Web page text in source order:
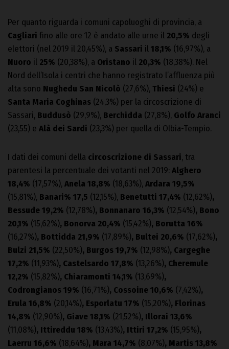
Per quanto riguarda i comuni capoluoghi di provincia, a
Cagliari fino alle ore 12 è andato alle urne il 20,5% degli
elettori (nel 2019 il 20,45%), a Sassari il18,1% (16,97%), a
Nuoro il 25% (20,38%), a Oristano il 20,3% (18,38%). Nel
Nord dell’Isola i centri che hanno registrato l’affluenza più
alta sono Nughedu San Nicolò (27,6%), Thiesi (24%) e
Santa Maria Coghinas (24,3%) per la circoscrizione di
Sassari, Buddusò (29,9%), Berchidda (27,8%), Golfo Aranci
(23,55) e Alà dei Sardi (23,3%) per quella di Olbia-Tempio.
I dati dei comuni della circoscrizione di Sassari, tra
parentesi la percentuale dei votanti nel 2019: Alghero
18,4% (17,57%), Anela 18,8% (18,63%), Ardara 19,5%
(15,81%), Banari% 17,5 (12,15%), Benetutti 17,4% (12,62%),
Bessude 19,2% (12,78%), Bonnanaro 16,3% (12,54%), Bono
20,1% (15,62%), Bonorva 20,4% (15,42%), Borutta 16%
(16,27%), Bottidda 21,9% (17,89%), Bultei 20,6% (17,62%),
Bulzi 21,5% (22,50%), Burgos 19,7% (12,98%), Cargeghe
17,2% (11,93%), Castelsardo 17,8% (13,26%), Cheremule
12,2% (15,82%), Chiaramonti 14,1% (13,69%),
Codrongianos 19% (16,71%), Cossoine 10,6% (7,42%),
Erula 16,8% (20,14%), Esporlatu 17% (15,20%), Florinas
14,8% (12,90%), Giave 18,1% (21,52%), Illorai 13,6%
(11,08%), Ittireddu 18% (13,43%), Ittiri 17,2% (15,95%),
Laerru 16,6% (18,64%), Mara 14,7% (8,07%), Martis 13,8%